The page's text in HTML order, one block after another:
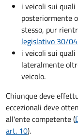
i veicoli sui
posteriormente
stesso, pur
legislativo 30/
i veicoli sui
lateralmente
veicolo.
Chiunque deve
eccezionali deve
all'ente competente (
art. 10).